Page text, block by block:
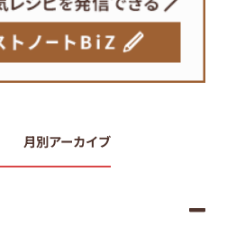
月別アーカイブ